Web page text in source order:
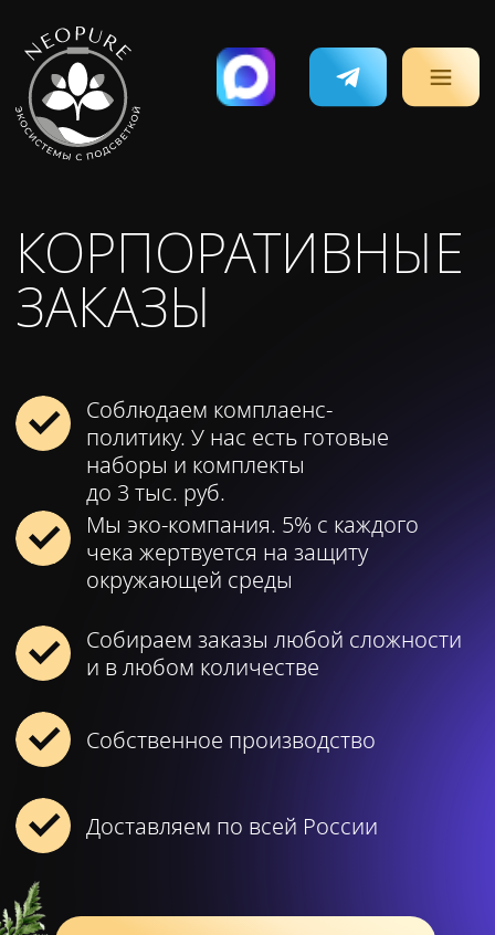
Соблюдаем комплаенс-
политику. У нас есть готовые
наборы и комплекты
окружающей среды
Собираем заказы любой сложности
и в любом количестве
Собственное производство
ЗАКАЗЫ
Доставляем по всей России